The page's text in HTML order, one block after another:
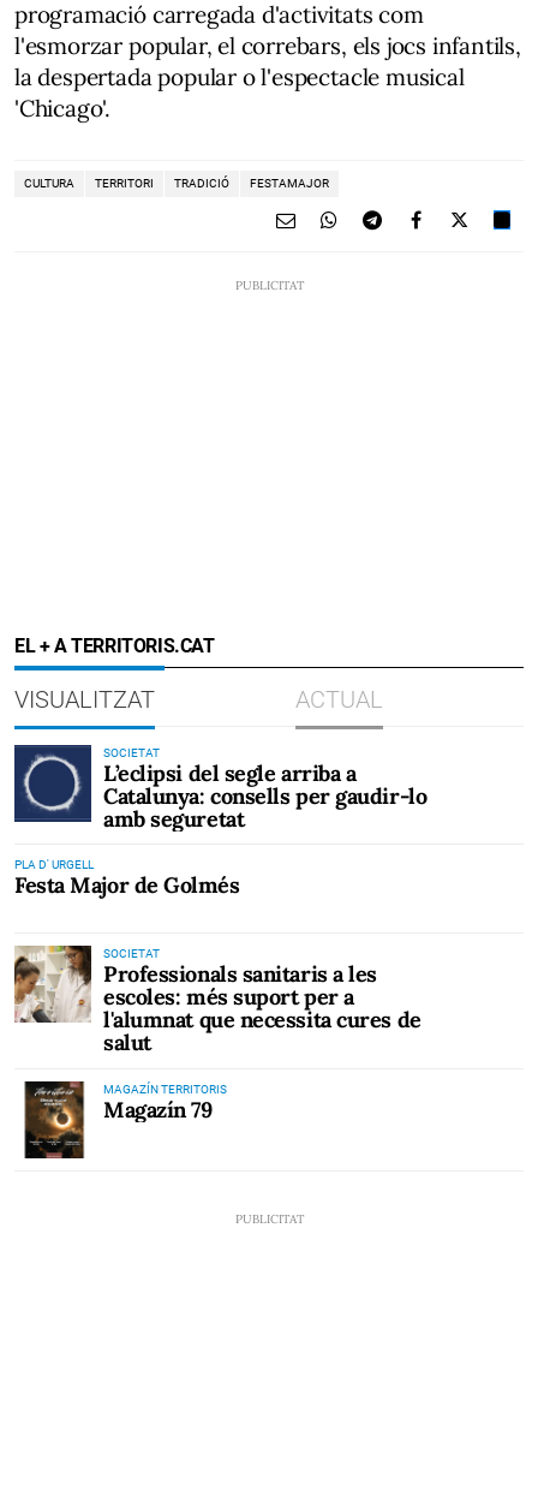
programació carregada d'activitats com
l'esmorzar popular, el correbars, els jocs infantils,
la despertada popular o l'espectacle musical
'Chicago'.
CULTURA TERRITORI TRADICIÓ FESTAMAJOR
EL + A TERRITORIS.CAT
VISUALITZAT ACTUAL
SOCIETAT
L’eclipsi del segle arriba a
Catalunya: consells per gaudir-lo
amb seguretat
PLA D' URGELL
Festa Major de Golmés
SOCIETAT
Professionals sanitaris a les
escoles: més suport per a
l'alumnat que necessita cures de
salut
MAGAZÍN TERRITORIS
Magazín 79